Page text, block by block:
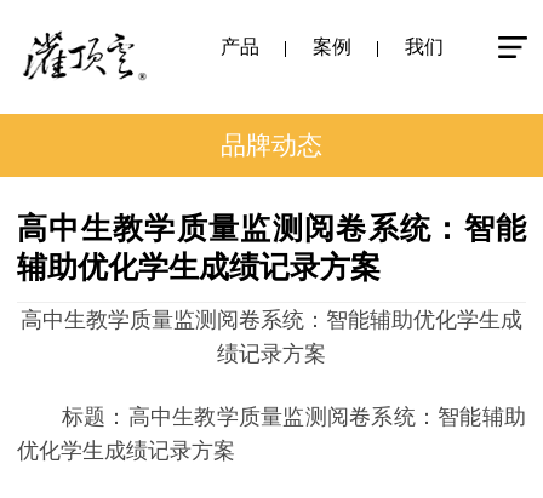
产品 案例 我们
品牌动态
高中生教学质量监测阅卷系统：智能
辅助优化学生成绩记录方案
高中生教学质量监测阅卷系统：智能辅助优化学生成
绩记录方案
标题：高中生教学质量监测阅卷系统：智能辅助
优化学生成绩记录方案